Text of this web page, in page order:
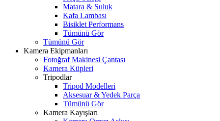
Matara & Suluk
Kafa Lambası
Bisiklet Performans
Tümünü Gör
Tümünü Gör
Kamera Ekipmanları
Fotoğraf Makinesi Çantası
Kamera Küpleri
Tripodlar
Tripod Modelleri
Aksesuar & Yedek Parça
Tümünü Gör
Kamera Kayışları